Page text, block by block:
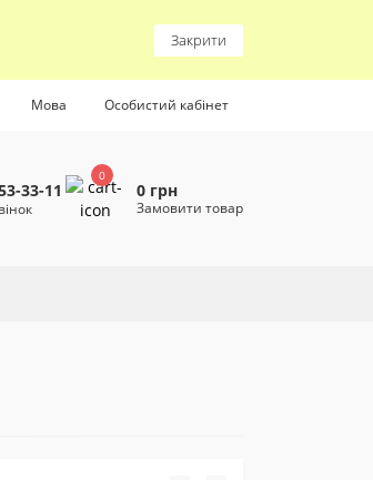
Закрити
Мова Особистий кабінет
33-11
0
0 грн
Замовити товар